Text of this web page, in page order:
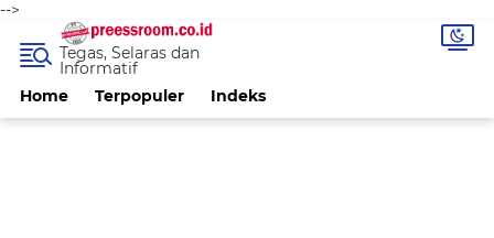
-->
Home Terpopuler Indeks
Tegas, Selaras dan
Informatif